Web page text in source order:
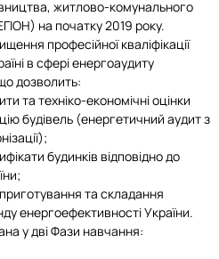
житлово-комунального
на початку 2019 року.
професійної кваліфікації
в сфері енергоаудиту
дозволить:
та техніко-економічні оцінки
будівель (енергетичний аудит з
будинків відповідно до
та складання
енергоефективності України.
у дві Фази навчання: